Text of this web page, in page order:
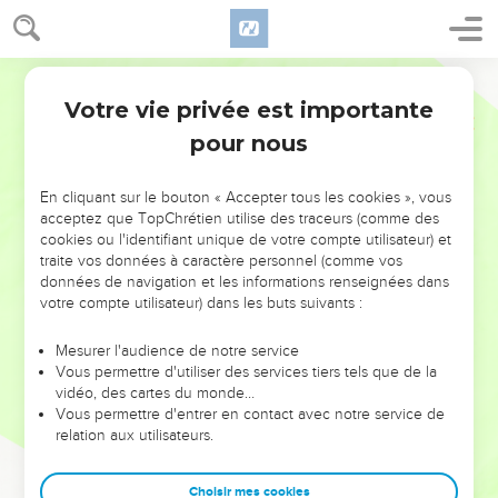
NE MANQUEZ PAS L’ÉVÉNEMENT
DE L’ANNÉE !
ET SI LEURS ERREURS POUVAIENT VOUS ÉVITER LES
VOTRES ?
leur foi ou leur vision. Mais on voit moins les doutes, les erreurs
et les saisons difficiles qu'ils ont traversés, alors même que ce
sont elles qui les ont façonnés.
Dans cette conférence, leaders, entrepreneurs, et responsables
clés pour avancer avec plus de sagesse afin que leurs erreurs
Votre vie privée est importante
pour nous
En cliquant sur le bouton « Accepter tous les cookies », vous
acceptez que TopChrétien utilise des traceurs (comme des
cookies ou l'identifiant unique de votre compte utilisateur) et
traite vos données à caractère personnel (comme vos
données de navigation et les informations renseignées dans
votre compte utilisateur) dans les buts suivants :
Mesurer l'audience de notre service
Vous permettre d'utiliser des services tiers tels que de la
vidéo, des cartes du monde…
Vous permettre d'entrer en contact avec notre service de
relation aux utilisateurs.
Choisir mes cookies